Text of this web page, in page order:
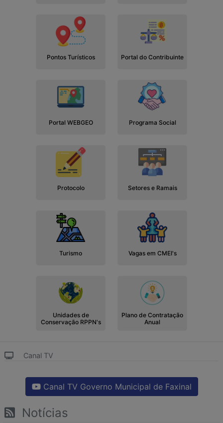
Pontos Turísticos Portal do Contribuinte
Portal WEBGEO Programa Social
Protocolo Setores e Ramais
Turismo Vagas em CMEI's
Unidades de
Conservação RPPN's
Plano de Contratação
Anual
Canal TV
Canal TV Governo Municipal de Faxinal
Notícias